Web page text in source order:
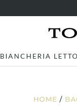
BIANCHERIA LETTO
HOME /